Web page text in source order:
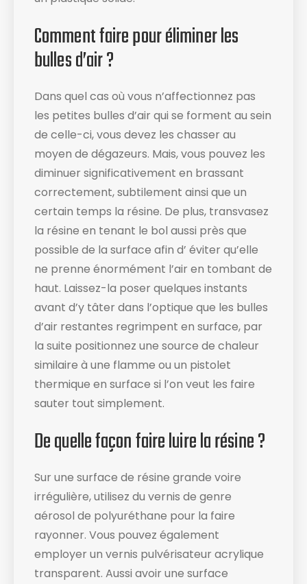
Comment faire pour éliminer les
bulles d’air ?
Dans quel cas où vous n’affectionnez pas
les petites bulles d’air qui se forment au sein
de celle-ci, vous devez les chasser au
moyen de dégazeurs. Mais, vous pouvez les
diminuer significativement en brassant
correctement, subtilement ainsi que un
certain temps la résine. De plus, transvasez
la résine en tenant le bol aussi près que
possible de la surface afin d’ éviter qu’elle
ne prenne énormément l’air en tombant de
haut. Laissez-la poser quelques instants
avant d’y tâter dans l’optique que les bulles
d’air restantes regrimpent en surface, par
la suite positionnez une source de chaleur
similaire à une flamme ou un pistolet
thermique en surface si l’on veut les faire
sauter tout simplement.
De quelle façon faire luire la résine ?
Sur une surface de résine grande voire
irrégulière, utilisez du vernis de genre
aérosol de polyuréthane pour la faire
rayonner. Vous pouvez également
employer un vernis pulvérisateur acrylique
transparent. Aussi avoir une surface